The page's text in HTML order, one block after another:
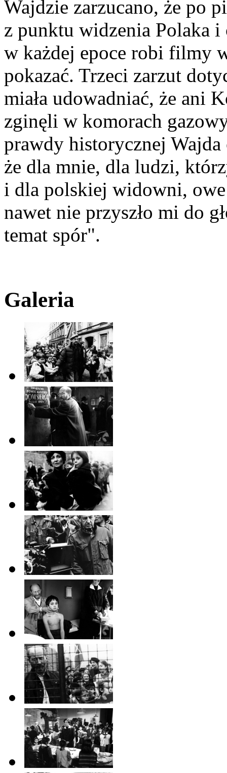
Wajdzie zarzucano, że po
z punktu widzenia Polaka
w każdej epoce robi filmy
pokazać. Trzeci zarzut
miała udowadniać, że ani
zginęli w komorach
prawdy historycznej
że dla mnie, dla ludzi,
i dla polskiej widowni, owe
nawet nie przyszło mi do
temat spór".
Galeria